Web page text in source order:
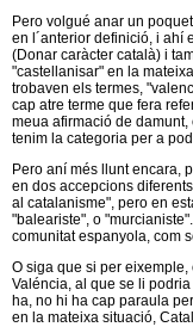
Pero volgué anar un
en l´anterior definició, i ahí
(Donar caràcter català) i
"castellanisar" en la
trobaven els termes,
cap atre terme que fera
meua afirmació de
tenim la categoria per a
Pero aní més llunt encara,
en dos accepcions
al catalanisme", pero en
"baleariste", o
comunitat espanyola, com
O siga que si per
Valéncia, al que se li
ha, no hi ha cap paraula
en la mateixa situació,